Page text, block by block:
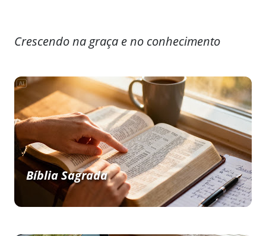
Crescendo na graça e no conhecimento
Bíblia Sagrada